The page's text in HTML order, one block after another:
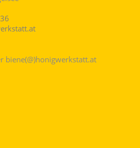
biene(@)honigwerkstatt.at